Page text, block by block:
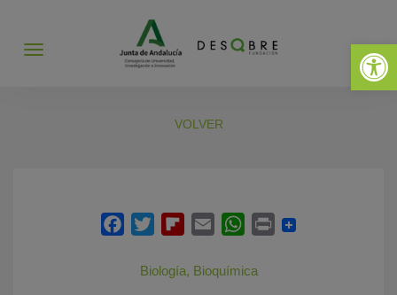
Abrir
Abrir
VOLVER
Biología, Bioquímica